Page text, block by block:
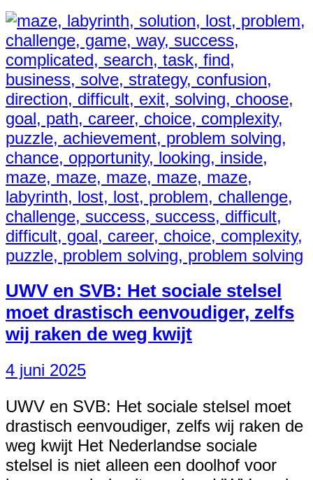
UWV en SVB: Het sociale stelsel
moet drastisch eenvoudiger, zelfs
wij raken de weg kwijt
4 juni 2025
UWV en SVB: Het sociale stelsel moet
drastisch eenvoudiger, zelfs wij raken de
weg kwijt Het Nederlandse sociale
stelsel is niet alleen een doolhof voor